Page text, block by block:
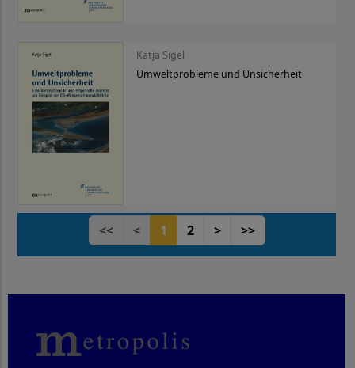
Katja Sigel
Umweltprobleme und Unsicherheit
<< < 1 2 > >>